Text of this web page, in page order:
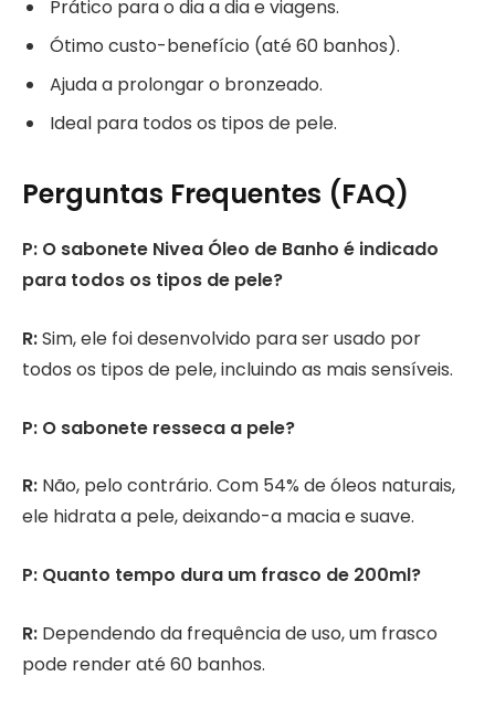
Prático para o dia a dia e viagens.
Ótimo custo-benefício (até 60 banhos).
Ajuda a prolongar o bronzeado.
Ideal para todos os tipos de pele.
Perguntas Frequentes (FAQ)
P: O sabonete Nivea Óleo de Banho é indicado
para todos os tipos de pele?
R:Sim, ele foi desenvolvido para ser usado por
todos os tipos de pele, incluindo as mais sensíveis.
P: O sabonete resseca a pele?
R: Não, pelo contrário. Com 54% de óleos naturais,
ele hidrata a pele, deixando-a macia e suave.
P: Quanto tempo dura um frasco de 200ml?
R: Dependendo da frequência de uso, um frasco
pode render até 60 banhos.